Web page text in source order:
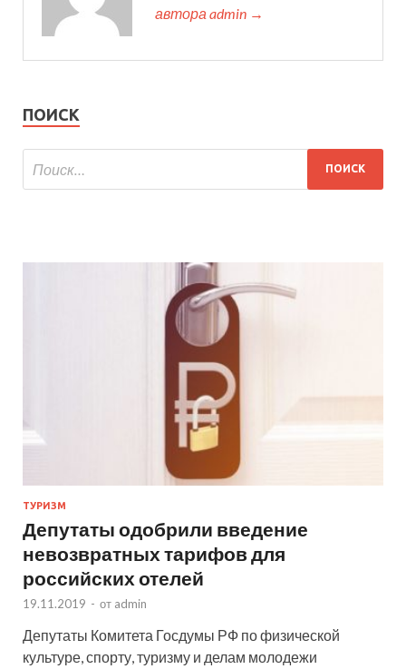
автора admin →
ПОИСК
ТУРИЗМ
Депутаты одобрили введение
невозвратных тарифов для
российских отелей
19.11.2019 - от admin
Депутаты Комитета Госдумы РФ по физической
культуре, спорту, туризму и делам молодежи